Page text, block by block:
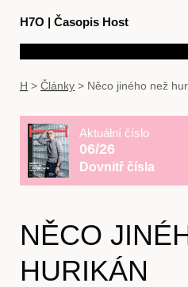
H7O | Časopis Host
H > Články > Něco jiného než
Aktuální číslo
06/26
Dovnitř čísla
NĚCO
HURIKÁN